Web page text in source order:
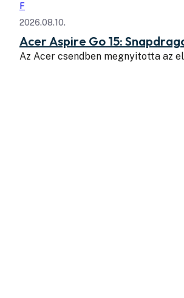
F
2026.08.10.
Acer Aspire Go 15:
Az Acer csendben megnyitotta az